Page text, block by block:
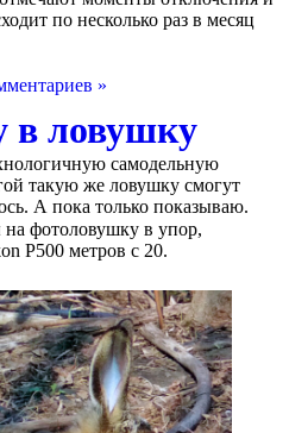
по несколько раз в месяц
»
в ловушку
самодельную
такую же ловушку смогут
А пока только показываю.
фотоловушку в упор,
P500 метров с 20.